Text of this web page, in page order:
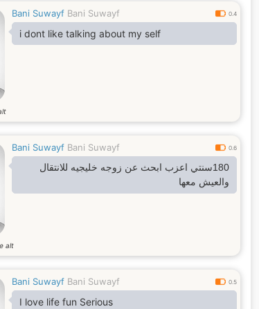
Bani Suwayf Bani Suwayf 0.4
i dont like talking about my self
Bani Suwayf Bani Suwayf 0.6
180سنتي اعزب ابحث عن زوجه خليجيه للانتقال
والعيش معها
alt
Bani Suwayf Bani Suwayf 0.5
I love life fun Serious